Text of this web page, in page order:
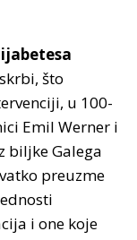
što
u 100-
Emil Werner i
biljke Galega
preuzme
i one koje